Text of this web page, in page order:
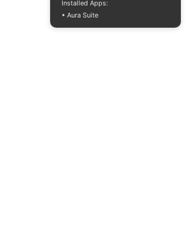
Installed Apps:
• Aura Suite